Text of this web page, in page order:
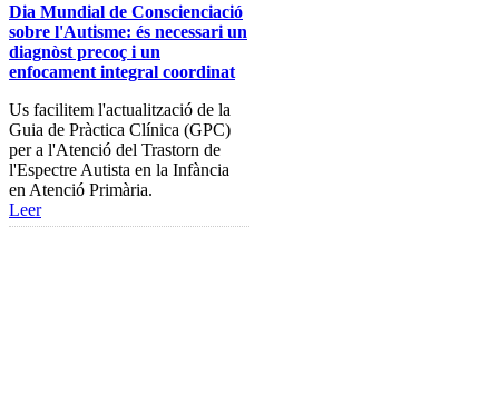
Dia Mundial de Conscienciació
sobre l'Autisme: és necessari un
diagnòst precoç i un
enfocament integral coordinat
Us facilitem l'actualització de la
Guia de Pràctica Clínica (GPC)
per a l'Atenció del Trastorn de
l'Espectre Autista en la Infància
en Atenció Primària.
Leer